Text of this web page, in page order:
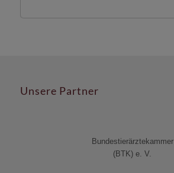
Unsere Partner
Bundestierärztekammer
(BTK) e. V.